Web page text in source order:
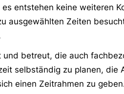
entstehen keine weiteren
ausgewählten Zeiten
betreut, die auch
selbständig zu planen, die
einen Zeitrahmen zu